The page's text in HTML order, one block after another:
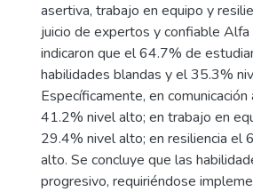
asertiva, trabajo en equipo y
juicio de expertos y confiable
indicaron que el 64.7% de
habilidades blandas y el 35.3%
Específicamente, en
41.2% nivel alto; en trabajo en
29.4% nivel alto; en resiliencia
alto. Se concluye que las
progresivo, requiriéndose